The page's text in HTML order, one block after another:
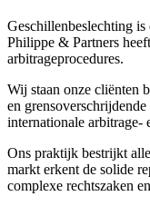
Geschillenbeslechting is
Philippe & Partners
arbitrageprocedures.
Wij staan onze cliënten
en
internationale arbitrage-
Ons praktijk bestrijkt
markt erkent de solide
complexe rechtszaken